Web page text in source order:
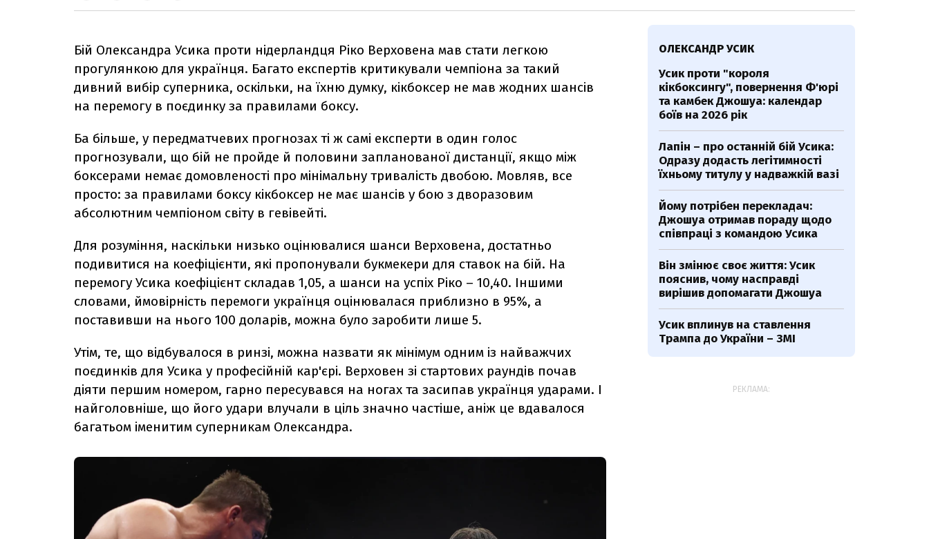
Бій Олександра Усика проти нідерландця Ріко Верховена мав стати легкою
прогулянкою для українця. Багато експертів критикували чемпіона за такий
дивний вибір суперника, оскільки, на їхню думку, кікбоксер не мав жодних шансів
на перемогу в поєдинку за правилами боксу.
Ба більше, у передматчевих прогнозах ті ж самі експерти в один голос
прогнозували, що бій не пройде й половини запланованої дистанції, якщо між
боксерами немає домовленості про мінімальну тривалість двобою. Мовляв, все
просто: за правилами боксу кікбоксер не має шансів у бою з дворазовим
абсолютним чемпіоном світу в гевівейті.
Для розуміння, наскільки низько оцінювалися шанси Верховена, достатньо
подивитися на коефіцієнти, які пропонували букмекери для ставок на бій. На
перемогу Усика коефіцієнт складав 1,05, а шанси на успіх Ріко – 10,40. Іншими
словами, ймовірність перемоги українця оцінювалася приблизно в 95%, а
поставивши на нього 100 доларів, можна було заробити лише 5.
Утім, те, що відбувалося в ринзі, можна назвати як мінімум одним із найважчих
поєдинків для Усика у професійній кар'єрі. Верховен зі стартових раундів почав
діяти першим номером, гарно пересувався на ногах та засипав українця ударами. І
найголовніше, що його удари влучали в ціль значно частіше, аніж це вдавалося
багатьом іменитим суперникам Олександра.
ОЛЕКСАНДР УСИК
Усик проти "короля
кікбоксингу", повернення Ф'юрі
та камбек Джошуа: календар
боїв на 2026 рік
Лапін – про останній бій Усика:
Одразу додасть легітимності
їхньому титулу у надважкій вазі
Йому потрібен перекладач:
Джошуа отримав пораду щодо
співпраці з командою Усика
Він змінює своє життя: Усик
пояснив, чому насправді
вирішив допомагати Джошуа
Усик вплинув на ставлення
Трампа до України – ЗМІ
РЕКЛАМА: